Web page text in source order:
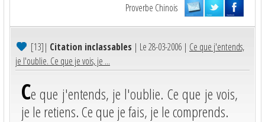
Proverbe Chinois
[13]| Citation inclassables | Le 28-03-2006 | Ce que j'entends,
je l'oublie. Ce que je vois, je ...
Ce que j'entends, je l'oublie. Ce que je vois,
je le retiens. Ce que je fais, je le comprends.